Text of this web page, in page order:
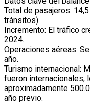
Total de pasajeros:
tránsitos).
Incremento: El tráfico
2024.
Operaciones aéreas:
año.
Turismo internacional:
fueron internacionales,
aproximadamente
año previo.